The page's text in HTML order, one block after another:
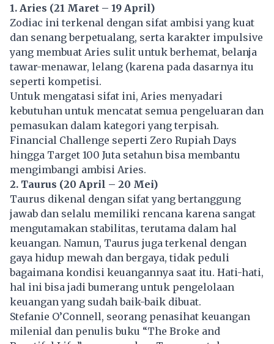
1. Aries (21 Maret – 19 April)
Zodiac ini terkenal dengan sifat ambisi yang kuat
dan senang berpetualang, serta karakter impulsive
yang membuat Aries sulit untuk berhemat, belanja
tawar-menawar, lelang (karena pada dasarnya itu
seperti kompetisi.
Untuk mengatasi sifat ini, Aries menyadari
kebutuhan untuk mencatat semua pengeluaran dan
pemasukan dalam kategori yang terpisah.
Financial Challenge seperti Zero Rupiah Days
hingga Target 100 Juta setahun bisa membantu
mengimbangi ambisi Aries.
2. Taurus (20 April – 20 Mei)
Taurus dikenal dengan sifat yang bertanggung
jawab dan selalu memiliki rencana karena sangat
mengutamakan stabilitas, terutama dalam hal
keuangan. Namun, Taurus juga terkenal dengan
gaya hidup mewah dan bergaya, tidak peduli
bagaimana kondisi keuangannya saat itu. Hati-hati,
hal ini bisa jadi bumerang untuk pengelolaan
keuangan yang sudah baik-baik dibuat.
Stefanie O’Connell, seorang penasihat keuangan
milenial dan penulis buku “The Broke and